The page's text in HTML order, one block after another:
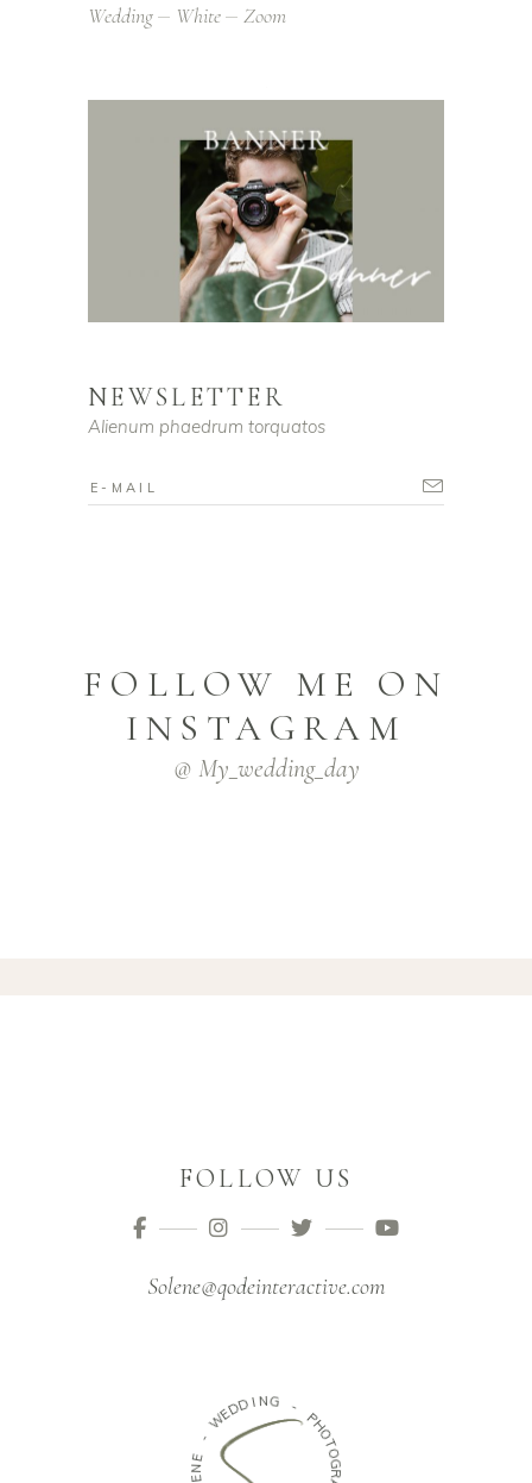
Wedding
White Zoom
NEWSLETTER
Alienum phaedrum torquatos
FOLLOW ME ON
INSTAGRAM
@ My_wedding_day
FOLLOW US
Solene@qodeinteractive.com
-
WEDD IN G
-
P
H
O
T
O
L
E
N
E